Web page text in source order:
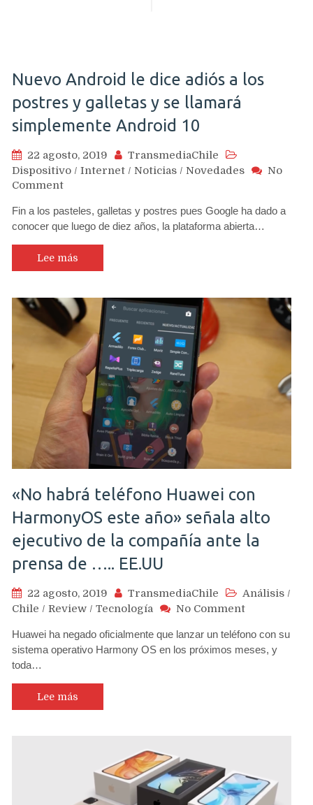
Nuevo Android le dice adiós a los
postres y galletas y se llamará
simplemente Android 10
22 agosto, 2019
TransmediaChile
Dispositivo / Internet / Noticias / Novedades
No
Commenton
Android
le
dice
adiós
a
postres
y
galletas
se
llamará
simplemente
Android
10
Fin a los pasteles, galletas y postres pues Google ha dado a
conocer que luego de diez años, la plataforma abierta…
Lee más
«No habrá teléfono Huawei con
HarmonyOS este año» señala alto
ejecutivo de la compañía ante la
prensa de ….. EE.UU
22 agosto, 2019 TransmediaChile Análisis /
Chile / Review / Tecnología No Commenton
habrá
teléfono
de
la
Huawei ha negado oficialmente que lanzar un teléfono con su
sistema operativo Harmony OS en los próximos meses, y
toda…
Lee más